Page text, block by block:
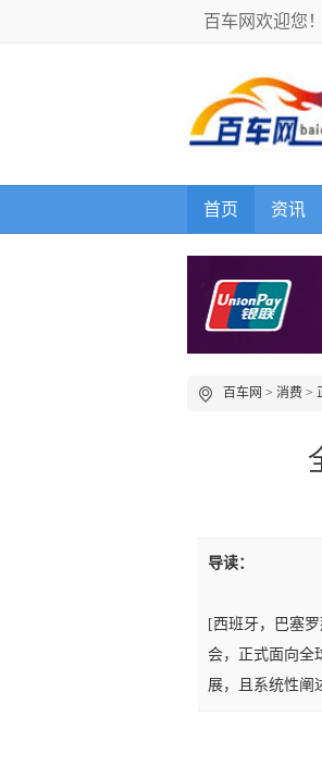
百车网欢迎您！
首页 资讯
百车网 > 消费 >
导读：
[西班牙，巴塞
会，正式面向全
展，且系统性阐